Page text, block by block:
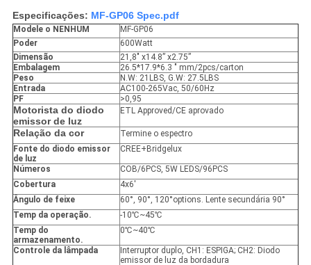
Especificações: MF-GP06 Spec.pdf
Modele o NENHUM
MF-GP06
Poder
600Watt
Dimensão
21,8" x14.8” x2.75”
Embalagem
26.5*17.9*6.3 " mm/2pcs/carton
Peso
N.W: 21LBS, G.W: 27.5LBS
Entrada
AC100-265Vac, 50/60Hz
PF
>0,95
Motorista do diodo
emissor de luz
ETL Approved/CE aprovado
Relação da cor
Termine o espectro
Fonte do diodo emissor
de luz
CREE+Bridgelux
Números
COB/6PCS, 5W LEDS/96PCS
Cobertura
4x6'
Ângulo de feixe
60°, 90°, 120°options. Lente secundária 90°
Temp da operação.
-10℃~45℃
Temp do
armazenamento.
0℃~40℃
Controle da lâmpada
Interruptor duplo, CH1: ESPIGA; CH2: Diodo
emissor de luz da bordadura